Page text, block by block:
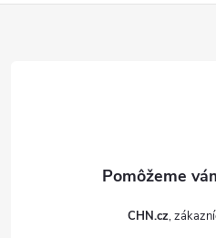
CHN.cz